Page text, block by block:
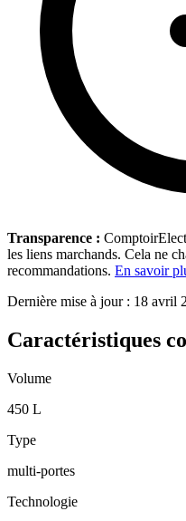
Transparence :
les liens marchands. Cela ne
recommandations. En savoir
Dernière mise à jour : 18 avril
Caractéristiques
Volume
450 L
Type
multi-portes
Technologie